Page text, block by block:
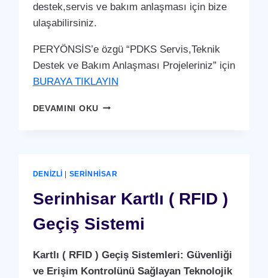
destek,servis ve bakım anlaşması için bize
ulaşabilirsiniz.
PERYÖNSİS’e özgü “PDKS Servis,Teknik
Destek ve Bakım Anlaşması Projeleriniz” için
BURAYA TIKLAYIN
DEVAMINI OKUSERINHISAR
BAKIM
HIZMETI
DENIZLI | SERINHISAR
Serinhisar Kartlı ( RFID )
Geçiş Sistemi
Kartlı ( RFID ) Geçiş Sistemleri: Güvenliği
ve Erişim Kontrolünü Sağlayan Teknolojik